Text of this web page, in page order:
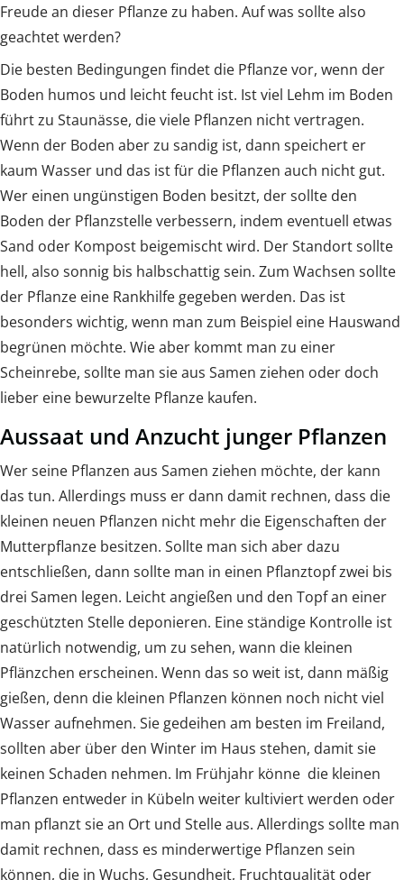
Freude an dieser Pflanze zu haben. Auf was sollte also
geachtet werden?
Die besten Bedingungen findet die Pflanze vor, wenn der
Boden humos und leicht feucht ist. Ist viel Lehm im Boden
führt zu Staunässe, die viele Pflanzen nicht vertragen.
Wenn der Boden aber zu sandig ist, dann speichert er
kaum Wasser und das ist für die Pflanzen auch nicht gut.
Wer einen ungünstigen Boden besitzt, der sollte den
Boden der Pflanzstelle verbessern, indem eventuell etwas
Sand oder Kompost beigemischt wird. Der Standort sollte
hell, also sonnig bis halbschattig sein. Zum Wachsen sollte
der Pflanze eine Rankhilfe gegeben werden. Das ist
besonders wichtig, wenn man zum Beispiel eine Hauswand
begrünen möchte. Wie aber kommt man zu einer
Scheinrebe, sollte man sie aus Samen ziehen oder doch
lieber eine bewurzelte Pflanze kaufen.
Aussaat und Anzucht junger Pflanzen
Wer seine Pflanzen aus Samen ziehen möchte, der kann
das tun. Allerdings muss er dann damit rechnen, dass die
kleinen neuen Pflanzen nicht mehr die Eigenschaften der
Mutterpflanze besitzen. Sollte man sich aber dazu
entschließen, dann sollte man in einen Pflanztopf zwei bis
drei Samen legen. Leicht angießen und den Topf an einer
geschützten Stelle deponieren. Eine ständige Kontrolle ist
natürlich notwendig, um zu sehen, wann die kleinen
Pflänzchen erscheinen. Wenn das so weit ist, dann mäßig
gießen, denn die kleinen Pflanzen können noch nicht viel
Wasser aufnehmen. Sie gedeihen am besten im Freiland,
sollten aber über den Winter im Haus stehen, damit sie
keinen Schaden nehmen. Im Frühjahr könne die kleinen
Pflanzen entweder in Kübeln weiter kultiviert werden oder
man pflanzt sie an Ort und Stelle aus. Allerdings sollte man
damit rechnen, dass es minderwertige Pflanzen sein
können, die in Wuchs, Gesundheit, Fruchtqualität oder